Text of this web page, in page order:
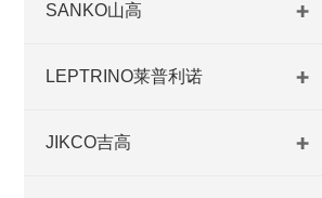
SANKO山高
LEPTRINO莱普利诺
JIKCO吉高